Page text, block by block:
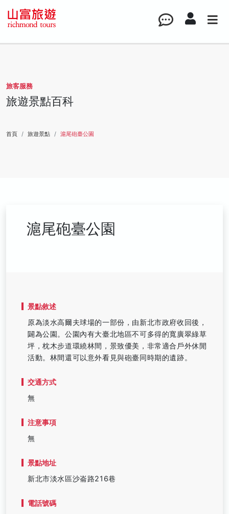
旅客服務
旅遊景點百科
首頁 旅遊景點 滬尾砲臺公園
滬尾砲臺公園
景點敘述
原為淡水高爾夫球場的一部份，由新北市政府收回後，
闢為公園。公園內有大臺北地區不可多得的寬廣翠綠草
坪，枕木步道環繞林間，景致優美，非常適合戶外休閒
活動。林間還可以意外看見與砲臺同時期的遺跡。
交通方式
無
注意事項
無
景點地址
新北市淡水區沙崙路216巷
電話號碼